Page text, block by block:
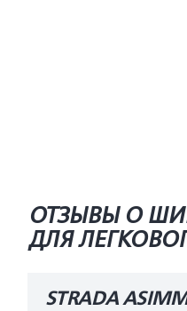
ОТЗЫВЫ О
ДЛЯ
STRADA